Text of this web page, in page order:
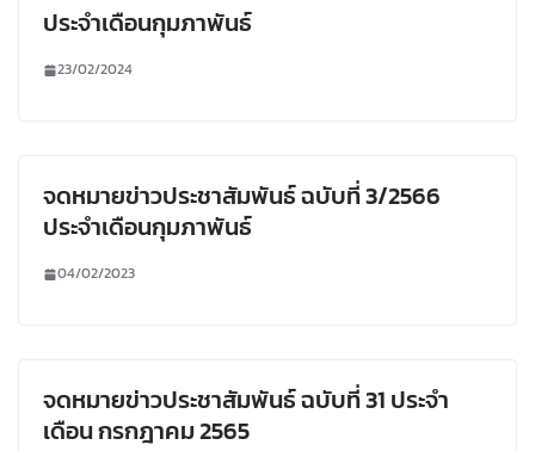
ประจำเดือนกุมภาพันธ์
23/02/2024
จดหมายข่าวประชาสัมพันธ์ ฉบับที่ 3/2566
ประจำเดือนกุมภาพันธ์
04/02/2023
จดหมายข่าวประชาสัมพันธ์ ฉบับที่ 31 ประจำ
เดือน กรกฎาคม 2565